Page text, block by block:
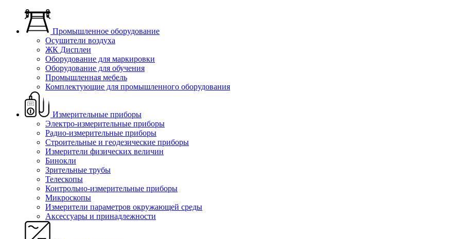
Промышленное оборудование
Осушители воздуха
ЖК Дисплеи
Оборудование для маркировки
Оборудование для обучения
Промышленная мебель
Комплектующие для промышленного оборудования
Измерительные приборы
Электро-измерительные приборы
Радио-измерительные приборы
Строительные и геодезические приборы
Измерители физических величин
Бинокли
Зрительные трубы
Телескопы
Контрольно-измерительные приборы
Микроскопы
Измерители параметров окружающей среды
Аксессуары и принадлежности